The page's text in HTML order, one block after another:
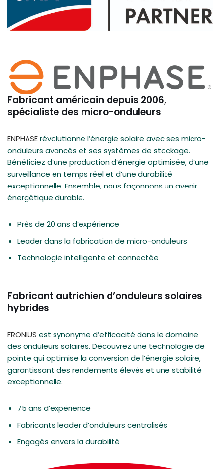
Fabricant américain depuis 2006,
spécialiste des micro-onduleurs
ENPHASErévolutionne l’énergie solaire avec ses micro-
onduleurs avancés et ses systèmes de stockage.
Bénéficiez d’une production d’énergie optimisée, d’une
surveillance en temps réel et d’une durabilité
exceptionnelle. Ensemble, nous façonnons un avenir
énergétique durable.
Près de 20 ans d’expérience
Leader dans la fabrication de micro-onduleurs
Technologie intelligente et connectée
Fabricant autrichien d’onduleurs solaires
hybrides
FRONIUS est synonyme d’efficacité dans le domaine
des onduleurs solaires. Découvrez une technologie de
pointe qui optimise la conversion de l’énergie solaire,
garantissant des rendements élevés et une stabilité
exceptionnelle.
75 ans d’expérience
Fabricants leader d’onduleurs centralisés
Engagés envers la durabilité